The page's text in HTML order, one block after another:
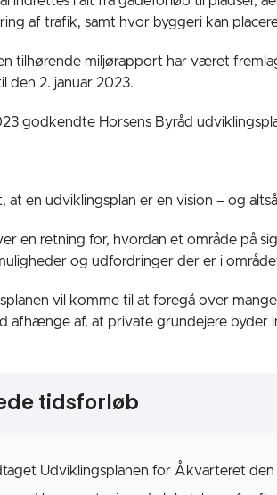
af trafik, samt hvor byggeri kan
tilhørende miljørapport har været
den 2. januar 2023.
godkendte Horsens Byråd
at en udviklingsplan er en vision – og
en retning for, hvordan et område på
og udfordringer der er i
vil komme til at foregå over
afhænge af, at private grundejere byder
tidsforløb
Udviklingsplanen for Åkvarteret